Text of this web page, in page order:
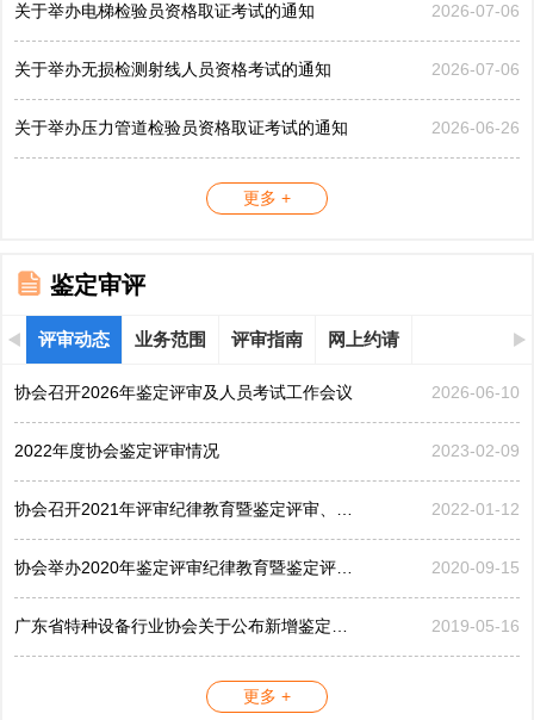
关于举办电梯检验员资格取证考试的通知 2026-07-06
关于举办无损检测射线人员资格考试的通知 2026-07-06
关于举办压力管道检验员资格取证考试的通知 2026-06-26
更多 +
鉴定审评
评审动态 业务范围 评审指南 网上约请
协会召开2026年鉴定评审及人员考试工作会议 2026-06-10
2022年度协会鉴定评审情况 2023-02-09
协会召开2021年评审纪律教育暨鉴定评审、考评工作会议 2022-01-12
协会举办2020年鉴定评审纪律教育暨鉴定评审工作会议 2020-09-15
广东省特种设备行业协会关于公布新增鉴定评审员的公告... 2019-05-16
更多 +